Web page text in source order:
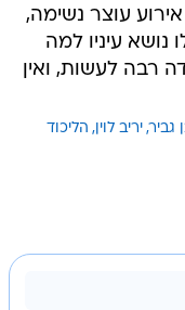
עוצר נשימה,
נושא עיניו למה
רבה לעשות, ואין
גביר יריב לוין הליכוד